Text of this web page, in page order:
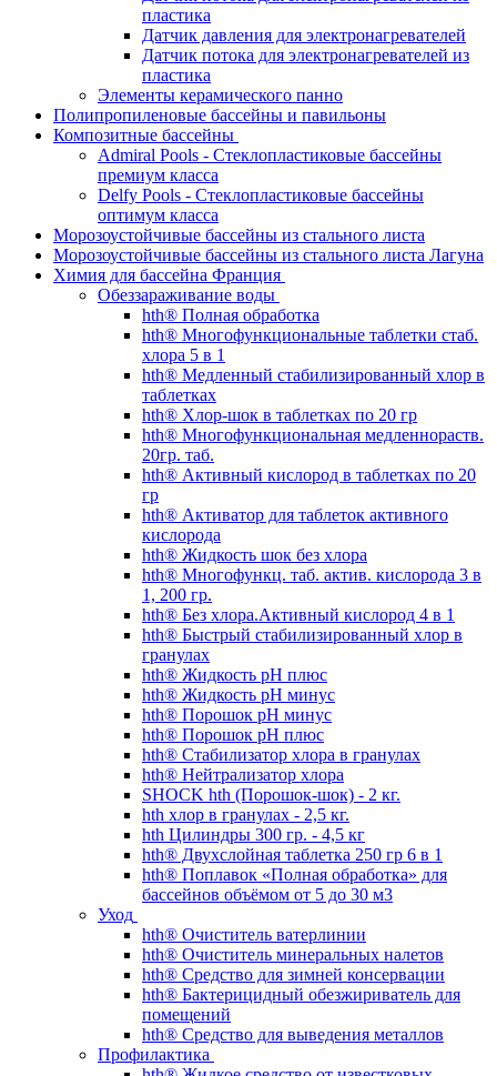
пластика
Датчик давления для электронагревателей
Датчик потока для электронагревателей из
пластика
Элементы керамического панно
Полипропиленовые бассейны и павильоны
Композитные бассейны
Admiral Pools - Стеклопластиковые бассейны
премиум класса
Delfy Pools - Стеклопластиковые бассейны
оптимум класса
Морозоустойчивые бассейны из стального листа
Морозоустойчивые бассейны из стального листа Лагуна
Химия для бассейна Франция
Обеззараживание воды
hth® Полная обработка
hth® Многофункциональные таблетки стаб.
хлора 5 в 1
hth® Медленный стабилизированный хлор в
таблетках
hth® Хлор-шок в таблетках по 20 гр
hth® Многофункциональная медленнораств.
20гр. таб.
hth® Активный кислород в таблетках по 20
гр
hth® Активатор для таблеток активного
кислорода
hth® Жидкость шок без хлора
hth® Многофункц. таб. актив. кислорода 3 в
1, 200 гр.
hth® Без хлора.Активный кислород 4 в 1
hth® Быстрый стабилизированный хлор в
гранулах
hth® Жидкость pH плюс
hth® Жидкость pH минус
hth® Порошок pH минус
hth® Порошок pH плюс
hth® Стабилизатор хлора в гранулах
hth® Нейтрализатор хлора
SHOCK hth (Порошок-шок) - 2 кг.
hth хлор в гранулах - 2,5 кг.
hth Цилиндры 300 гр. - 4,5 кг
hth® Двухслойная таблетка 250 гр 6 в 1
hth® Поплавок «Полная обработка» для
бассейнов объёмом от 5 до 30 м3
Уход
hth® Очиститель ватерлинии
hth® Очиститель минеральных налетов
hth® Средство для зимней консервации
hth® Бактерицидный обезжириватель для
помещений
hth® Средство для выведения металлов
Профилактика